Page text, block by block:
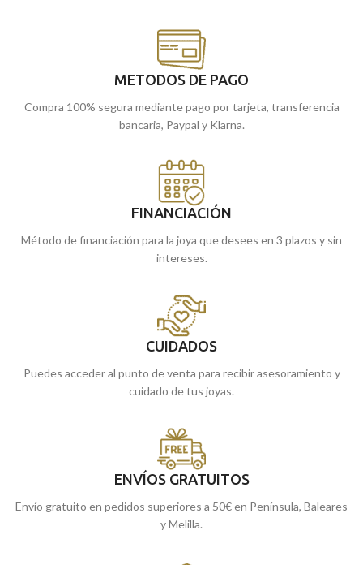
METODOS DE PAGO
Compra 100% segura mediante pago por tarjeta, transferencia
bancaria, Paypal y Klarna.
FINANCIACIÓN
Método de financiación para la joya que desees en 3 plazos y sin
intereses.
CUIDADOS
Puedes acceder al punto de venta para recibir asesoramiento y
cuidado de tus joyas.
ENVÍOS GRATUITOS
Envío gratuito en pedidos superiores a 50€ en Península, Baleares
y Melilla.